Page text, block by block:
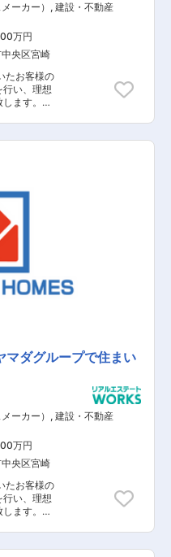
ーカー） , 建設・不動産
万円
央区宮崎
たお客様の
い、理想
ます。土
後のアフ
スの不動
す。ヤマ
シナジー
安定して
業はほと
お客様や資
ます。
マダグループで住まい
ーカー） , 建設・不動産
万円
央区宮崎
たお客様の
い、理想
ます。土